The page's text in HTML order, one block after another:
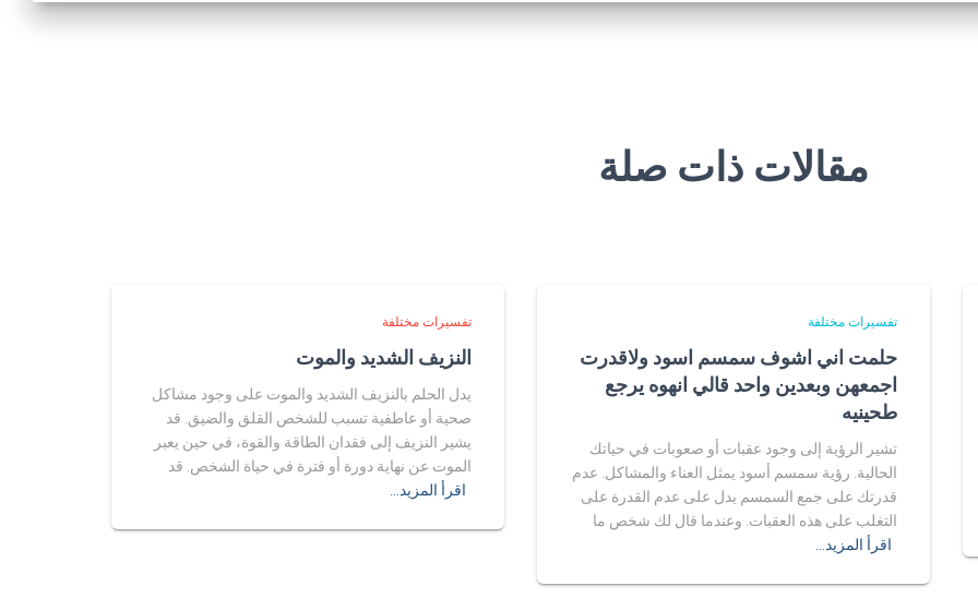
مقالات ذات صلة
تفسيرات مختلفة
حلمت اني اشوف سمسم اسود ولاقدرت
اجمعهن وبعدين واحد قالي انهوه يرجع
طحينيه
تشير الرؤية إلى وجود عقبات أو صعوبات في حياتك
الحالية. رؤية سمسم أسود يمثل العناء والمشاكل. عدم
قدرتك على جمع السمسم يدل على عدم القدرة على
التغلب على هذه العقبات. وعندما قال لك شخص ما
اقرأ المزيد…
تفسيرات مختلفة
النزيف الشديد والموت
يدل الحلم بالنزيف الشديد والموت على وجود مشاكل
صحية أو عاطفية تسبب للشخص القلق والضيق. قد
يشير النزيف إلى فقدان الطاقة والقوة، في حين يعبر
الموت عن نهاية دورة أو فترة في حياة الشخص. قد
اقرأ المزيد…